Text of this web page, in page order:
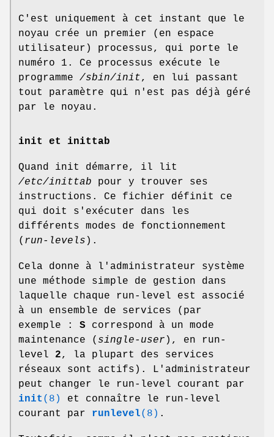
C'est uniquement à cet instant que le
noyau crée un premier (en espace
utilisateur) processus, qui porte le
numéro 1. Ce processus exécute le
programme /sbin/init, en lui passant
tout paramètre qui n'est pas déjà géré
par le noyau.
init et inittab
Quand init démarre, il lit
/etc/inittab pour y trouver ses
instructions. Ce fichier définit ce
qui doit s'exécuter dans les
différents modes de fonctionnement
( run-levels ).
Cela donne à l'administrateur système
une méthode simple de gestion dans
laquelle chaque run-level est associé
à un ensemble de services (par
exemple : S correspond à un mode
maintenance ( single-user ), en run-
level 2, la plupart des services
réseaux sont actifs). L'administrateur
peut changer le run-level courant par
init (8)
et connaître le run-level
courant par runlevel(8) .